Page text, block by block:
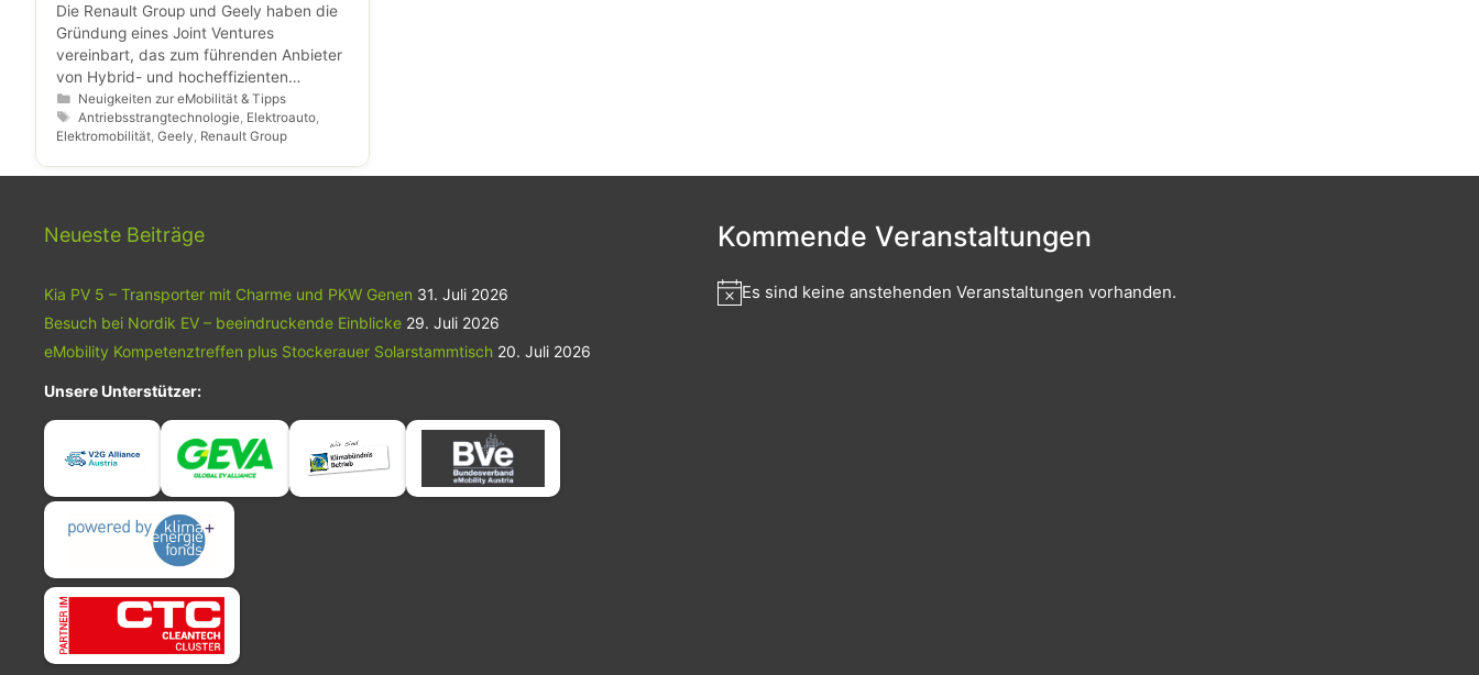
Die Renault Group und Geely haben die
Gründung eines Joint Ventures
vereinbart, das zum führenden Anbieter
von Hybrid- und hocheffizienten
Antriebslösungen der nächsten
Generation werden soll. Beide Konzerne
halten jeweils 50 Prozent der Anteile an
dem neuen Unternehmen und
Kategorien
Neuigkeiten zur eMobilität & Tipps
Schlagwörter
Antriebsstrangtechnologie Elektroauto
Elektromobilität Geely Renault Group
Neueste Beiträge
Kia PV 5 – Transporter mit Charme und PKW Genen 31. Juli 2026
Besuch bei Nordik EV – beeindruckende Einblicke 29. Juli 2026
eMobility Kompetenztreffen plus Stockerauer Solarstammtisch 20. Juli 2026
Unsere Unterstützer:
Kommende Veranstaltungen
Es sind keine anstehenden Veranstaltungen vorhanden.